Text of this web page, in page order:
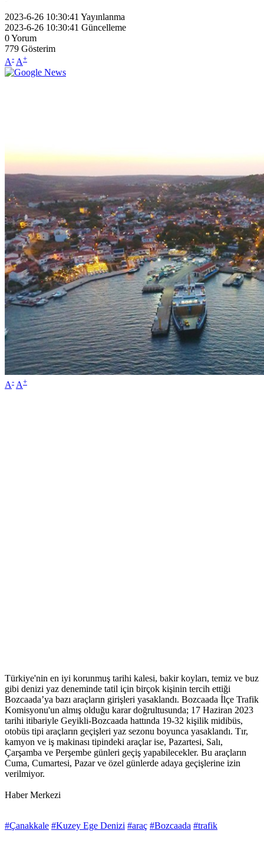
2023-6-26 10:30:41 Yayınlanma
2023-6-26 10:30:41 Güncelleme
0Yorum
779 Gösterim
A- A+
A- A+
Türkiye'nin en iyi korunmuş tarihi kalesi, bakir koyları, temiz ve buz
gibi denizi yaz deneminde tatil için birçok kişinin tercih ettiği
Bozcaada’ya bazı araçların girişleri yasaklandı. Bozcaada İlçe Trafik
Komisyonu'un almış olduğu karar doğrultusunda; 17 Haziran 2023
tarihi itibariyle Geyikli-Bozcaada hattında 19-32 kişilik midibüs,
otobüs tipi araçların geçişleri yaz sezonu boyunca yasaklandı. Tır,
kamyon ve iş makinası tipindeki araçlar ise, Pazartesi, Salı,
Çarşamba ve Perşembe günleri geçiş yapabilecekler. Bu araçların
Cuma, Cumartesi, Pazar ve özel günlerde adaya geçişlerine izin
verilmiyor.
Haber Merkezi
#Çanakkale #Kuzey Ege Denizi #araç #Bozcaada #trafik